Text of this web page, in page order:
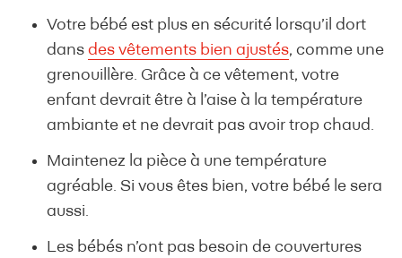
Votre bébé est plus en sécurité lorsqu’il dort
dans des vêtements bien ajustés, comme une
grenouillère. Grâce à ce vêtement, votre
enfant devrait être à l’aise à la température
ambiante et ne devrait pas avoir trop chaud.
Maintenez la pièce à une température
agréable. Si vous êtes bien, votre bébé le sera
aussi.
Les bébés n’ont pas besoin de couvertures